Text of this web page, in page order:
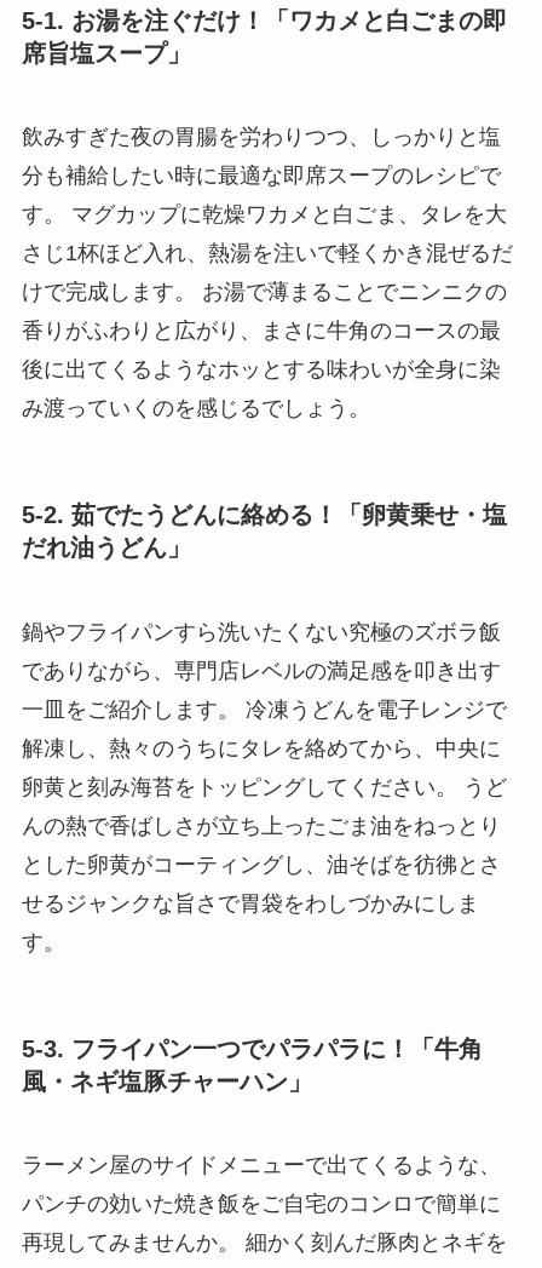
5-1. お湯を注ぐだけ！「ワカメと白ごまの即
席旨塩スープ」
飲みすぎた夜の胃腸を労わりつつ、しっかりと塩
分も補給したい時に最適な即席スープのレシピで
す。 マグカップに乾燥ワカメと白ごま、タレを大
さじ1杯ほど入れ、熱湯を注いで軽くかき混ぜるだ
けで完成します。 お湯で薄まることでニンニクの
香りがふわりと広がり、まさに牛角のコースの最
後に出てくるようなホッとする味わいが全身に染
み渡っていくのを感じるでしょう。
5-2. 茹でたうどんに絡める！「卵黄乗せ・塩
だれ油うどん」
鍋やフライパンすら洗いたくない究極のズボラ飯
でありながら、専門店レベルの満足感を叩き出す
一皿をご紹介します。 冷凍うどんを電子レンジで
解凍し、熱々のうちにタレを絡めてから、中央に
卵黄と刻み海苔をトッピングしてください。 うど
んの熱で香ばしさが立ち上ったごま油をねっとり
とした卵黄がコーティングし、油そばを彷彿とさ
せるジャンクな旨さで胃袋をわしづかみにしま
す。
5-3. フライパン一つでパラパラに！「牛角
風・ネギ塩豚チャーハン」
ラーメン屋のサイドメニューで出てくるような、
パンチの効いた焼き飯をご自宅のコンロで簡単に
再現してみませんか。 細かく刻んだ豚肉とネギを